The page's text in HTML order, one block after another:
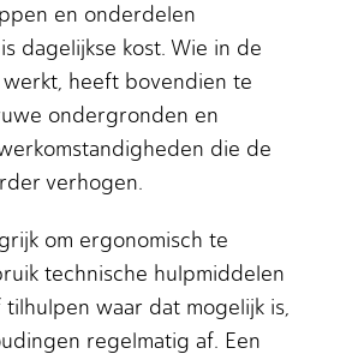
en onderdelen
dagelijkse kost. Wie in de
werkt, heeft bovendien te
ondergronden en
die de
verhogen.
om ergonomisch te
technische hulpmiddelen
waar dat mogelijk is,
regelmatig af. Een